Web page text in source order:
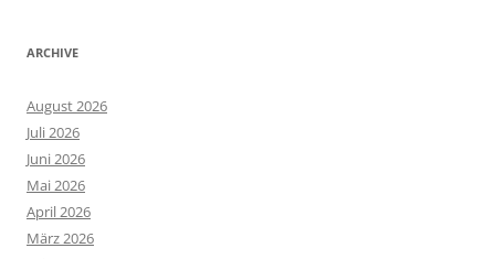
ARCHIVE
August 2026
Juli 2026
Juni 2026
Mai 2026
April 2026
März 2026